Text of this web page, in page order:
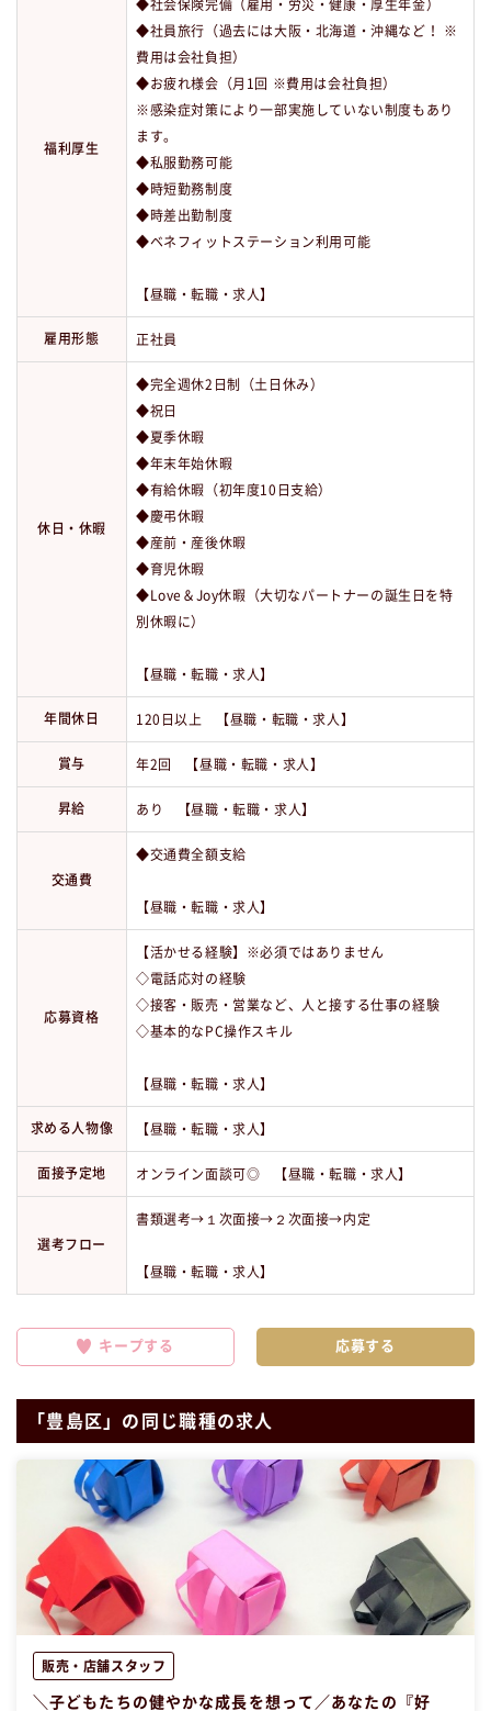
福利厚生
◆社会保険完備（雇用・労災・健康・厚生年金）
◆社員旅行（過去には大阪・北海道・沖縄など！ ※
費用は会社負担）
◆お疲れ様会（月1回 ※費用は会社負担）
※感染症対策により一部実施していない制度もあり
ます。
◆私服勤務可能
◆時短勤務制度
◆時差出勤制度
◆ベネフィットステーション利用可能
【昼職・転職・求人】
雇用形態 正社員
休日・休暇
◆完全週休2日制（土日休み）
◆祝日
◆夏季休暇
◆年末年始休暇
◆有給休暇（初年度10日支給）
◆慶弔休暇
◆産前・産後休暇
◆育児休暇
◆Love＆Joy休暇（大切なパートナーの誕生日を特
別休暇に）
【昼職・転職・求人】
年間休日 120日以上 【昼職・転職・求人】
賞与 年2回 【昼職・転職・求人】
昇給 あり 【昼職・転職・求人】
交通費
◆交通費全額支給
【昼職・転職・求人】
応募資格
【活かせる経験】※必須ではありません
◇電話応対の経験
◇接客・販売・営業など、人と接する仕事の経験
◇基本的なPC操作スキル
【昼職・転職・求人】
求める人物像 【昼職・転職・求人】
面接予定地 オンライン面談可◎ 【昼職・転職・求人】
選考フロー
書類選考→１次面接→２次面接→内定
【昼職・転職・求人】
キープする
「豊島区」の同じ職種の求人
販売・店舗スタッフ
＼子どもたちの健やかな成長を想って／あなたの『好